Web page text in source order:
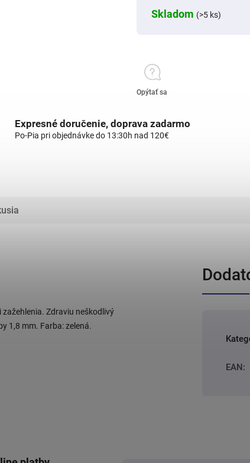
Skladom (>5 ks)
Opýtať sa
Expresné doručenie, doprava zadarmo
Po-Pia pri objednávke do 13:30h nad 120€
Zdraviu neškodlivý
1,8 mm. Farba: zelená.
EAN: